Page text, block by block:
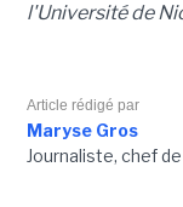
l'Université de
Article rédigé par
Maryse Gros
Journaliste, chef de